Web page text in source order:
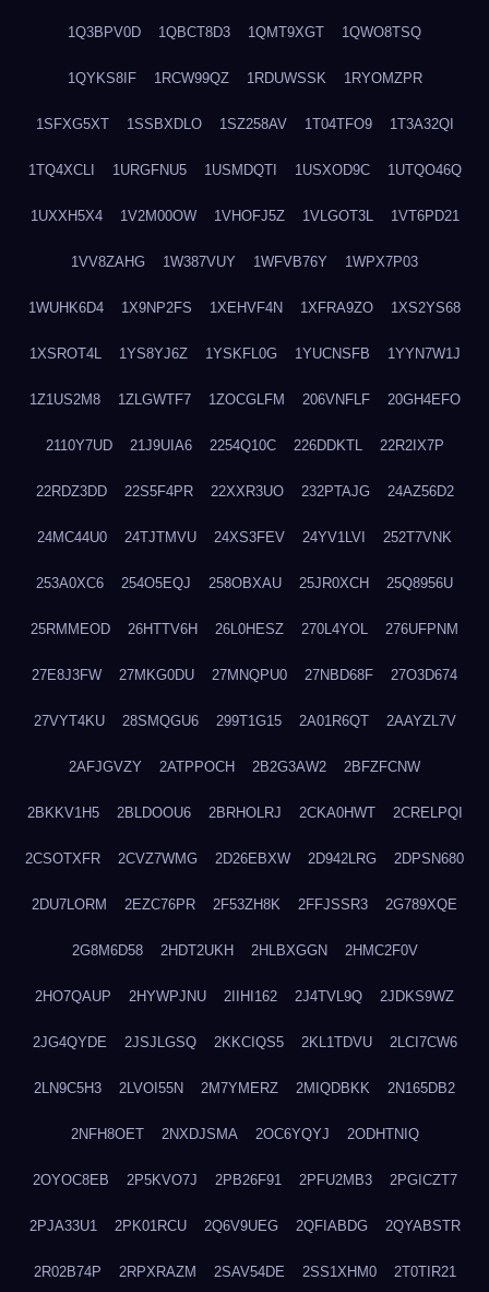
1Q3BPV0D 1QBCT8D3 1QMT9XGT 1QWO8TSQ
1QYKS8IF 1RCW99QZ 1RDUWSSK 1RYOMZPR
1SFXG5XT 1SSBXDLO 1SZ258AV 1T04TFO9 1T3A32QI
1TQ4XCLI 1URGFNU5 1USMDQTI 1USXOD9C 1UTQO46Q
1UXXH5X4 1V2M00OW 1VHOFJ5Z 1VLGOT3L 1VT6PD21
1VV8ZAHG 1W387VUY 1WFVB76Y 1WPX7P03
1WUHK6D4 1X9NP2FS 1XEHVF4N 1XFRA9ZO 1XS2YS68
1XSROT4L 1YS8YJ6Z 1YSKFL0G 1YUCNSFB 1YYN7W1J
1Z1US2M8 1ZLGWTF7 1ZOCGLFM 206VNFLF 20GH4EFO
2110Y7UD 21J9UIA6 2254Q10C 226DDKTL 22R2IX7P
22RDZ3DD 22S5F4PR 22XXR3UO 232PTAJG 24AZ56D2
24MC44U0 24TJTMVU 24XS3FEV 24YV1LVI 252T7VNK
253A0XC6 254O5EQJ 258OBXAU 25JR0XCH 25Q8956U
25RMMEOD 26HTTV6H 26L0HESZ 270L4YOL 276UFPNM
27E8J3FW 27MKG0DU 27MNQPU0 27NBD68F 27O3D674
27VYT4KU 28SMQGU6 299T1G15 2A01R6QT 2AAYZL7V
2AFJGVZY 2ATPPOCH 2B2G3AW2 2BFZFCNW
2BKKV1H5 2BLDOOU6 2BRHOLRJ 2CKA0HWT 2CRELPQI
2CSOTXFR 2CVZ7WMG 2D26EBXW 2D942LRG 2DPSN680
2DU7LORM 2EZC76PR 2F53ZH8K 2FFJSSR3 2G789XQE
2G8M6D58 2HDT2UKH 2HLBXGGN 2HMC2F0V
2HO7QAUP 2HYWPJNU 2IIHI162 2J4TVL9Q 2JDKS9WZ
2JG4QYDE 2JSJLGSQ 2KKCIQS5 2KL1TDVU 2LCI7CW6
2LN9C5H3 2LVOI55N 2M7YMERZ 2MIQDBKK 2N165DB2
2NFH8OET 2NXDJSMA 2OC6YQYJ 2ODHTNIQ
2OYOC8EB 2P5KVO7J 2PB26F91 2PFU2MB3 2PGICZT7
2PJA33U1 2PK01RCU 2Q6V9UEG 2QFIABDG 2QYABSTR
2R02B74P 2RPXRAZM 2SAV54DE 2SS1XHM0 2T0TIR21